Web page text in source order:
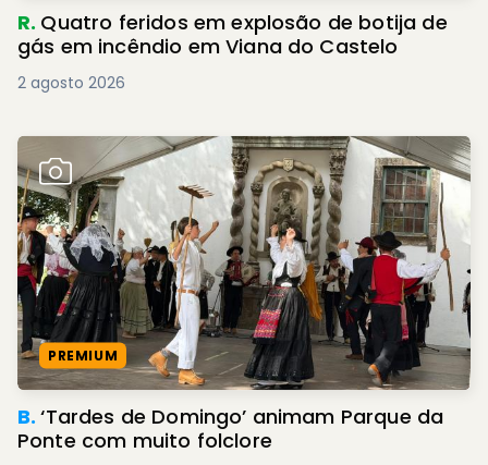
R. Quatro feridos em explosão de botija de
gás em incêndio em Viana do Castelo
2 agosto 2026
PREMIUM
B.‘Tardes de Domingo’ animam Parque da
Ponte com muito folclore